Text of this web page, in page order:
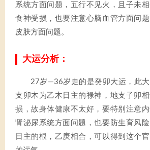
系统方面问题，五行不见火，且子未
食神受损，也要注意心脑血管方面问题
皮肤方面问题。
大运分析：
27岁—36岁走的是癸卯大运，此
支卯木为乙木日主的禄神，地支子卯
损，故身体健康不太好，要特别注意内
肾泌尿系统方面问题，也要防生育风
日主的根，乙庚相合，可以得到这个